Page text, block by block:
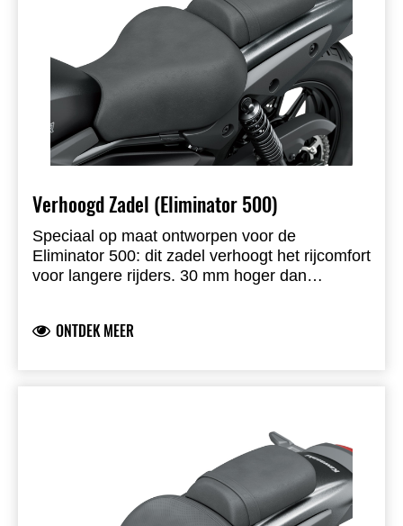
Verhoogd Zadel (Eliminator 500)
Speciaal op maat ontworpen voor de
Eliminator 500: dit zadel verhoogt het rijcomfort
voor langere rijders. 30 mm hoger dan
montageonderdelen.
ONTDEK MEER